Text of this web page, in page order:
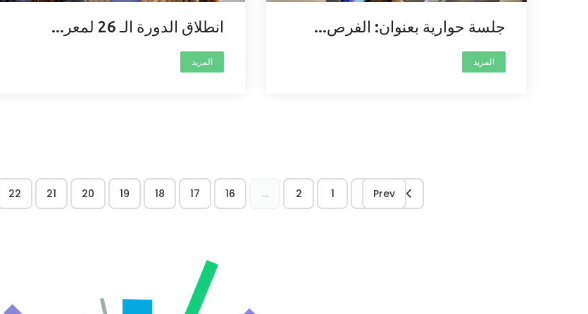
جلسة حوارية بعنوان: الفرص...
المزيد
انطلاق الدورة الـ 26 لمعر...
المزيد
Prev
1
2
...
16
17
18
19
20
21
22